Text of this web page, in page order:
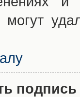
могут